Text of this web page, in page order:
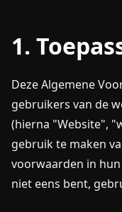
1.
Deze Algemene
gebruikers van de
(hierna "Website",
gebruik te maken
voorwaarden in
niet eens bent,